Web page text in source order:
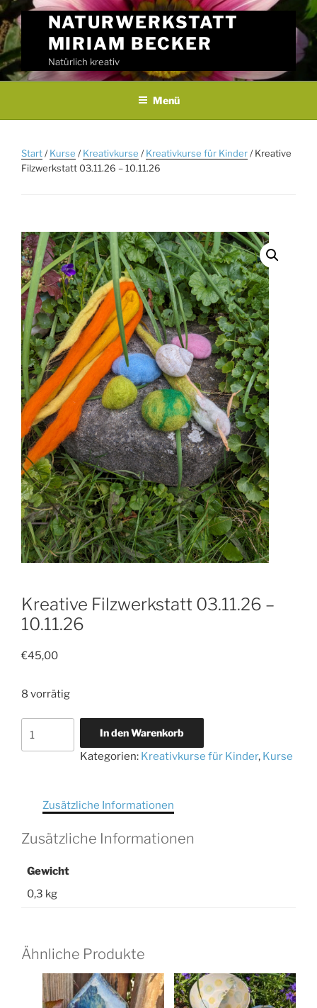
Skip
to
content
NATURWERKSTATT
MIRIAM BECKER
Natürlich kreativ
Menü
Start/Kurse /Kreativkurse /Kreativkurse für Kinder/ Kreative
Filzwerkstatt 03.11.26 – 10.11.26
Kreative Filzwerkstatt 03.11.26 –
10.11.26
€45,00
8 vorrätig
Menge
In den Warenkorb
Kategorien: Kreativkurse für Kinder, Kurse
Zusätzliche Informationen
Zusätzliche Informationen
Gewicht
0,3 kg
Ähnliche Produkte